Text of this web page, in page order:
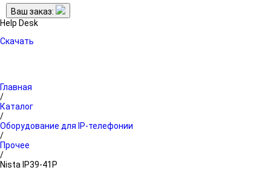
Ваш заказ:
Help Desk
Скачать
Главная
/
Каталог
/
Оборудование для IP-телефонии
/
Прочее
/
Nista IP39-41P